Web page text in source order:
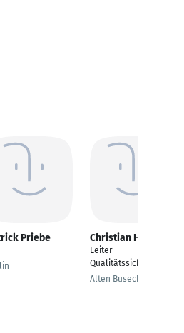
Priebe Christian Hausner
Leiter
Qualitätssicherung
Alten Buseck